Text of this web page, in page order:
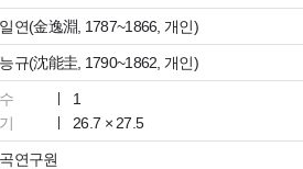
연(金逸淵, 1787~1866, 개인)
규(沈能圭, 1790~1862, 개인)
1
26.7 × 27.5
연구원